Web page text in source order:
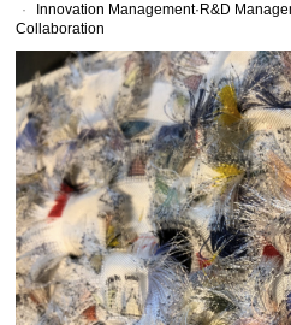
Innovation Management· R&D
Collaboration